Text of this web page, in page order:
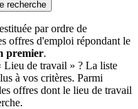
recherche
par ordre de
offres d'emploi répondant le
premier.
Lieu de travail » ? La liste
à vos critères. Parmi
offres dont le lieu de travail